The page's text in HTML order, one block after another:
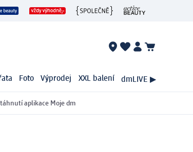
Foto Výprodej XXL balení dmLIVE ▶
aplikace Moje dm